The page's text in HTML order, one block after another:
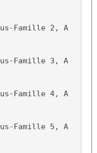
Famille 2, A
Famille 3, A
Famille 4, A
Famille 5, A